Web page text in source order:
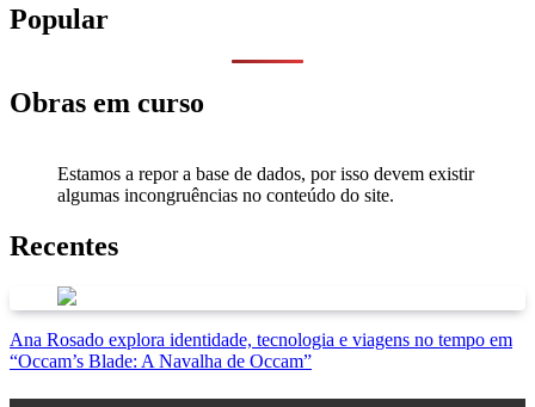
Popular
Obras em curso
Estamos a repor a base de dados, por isso devem existir
algumas incongruências no conteúdo do site.
Recentes
Ana Rosado explora identidade, tecnologia e viagens no tempo em
“Occam’s Blade: A Navalha de Occam”